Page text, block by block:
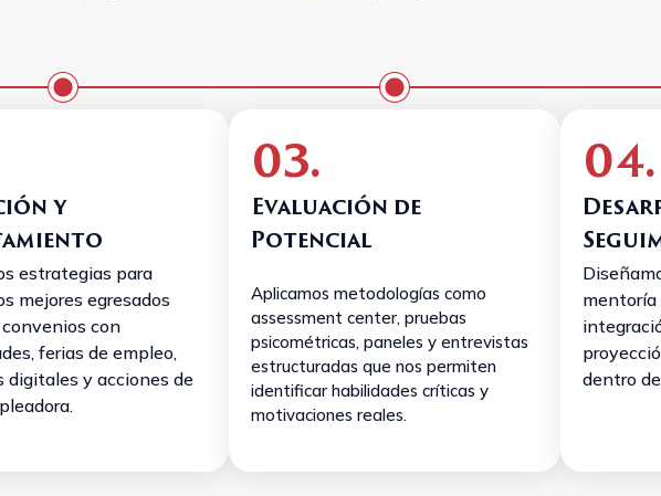
y
estrategias para
mejores egresados
con
ferias de empleo,
digitales y acciones de
03.
Evaluación de
Potencial
Aplicamos metodologías como
assessment center, pruebas
psicométricas, paneles y entrevistas
estructuradas que nos permiten
identificar habilidades críticas y
motivaciones reales.
04.
mentoría
dentro